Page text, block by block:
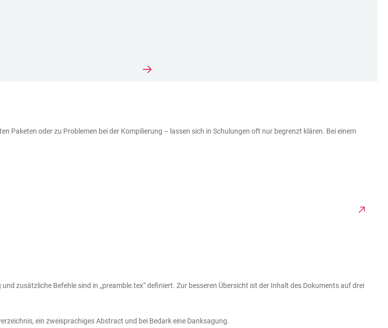
Paketen oder zu Problemen bei der Kompilierung – lassen sich in Schulungen oft nur begrenzt klären. Bei einem
zusätzliche Befehle sind in „preamble.tex“ definiert. Zur besseren Übersicht ist der Inhalt des Dokuments auf drei
ein zweisprachiges Abstract und bei Bedark eine Danksagung.